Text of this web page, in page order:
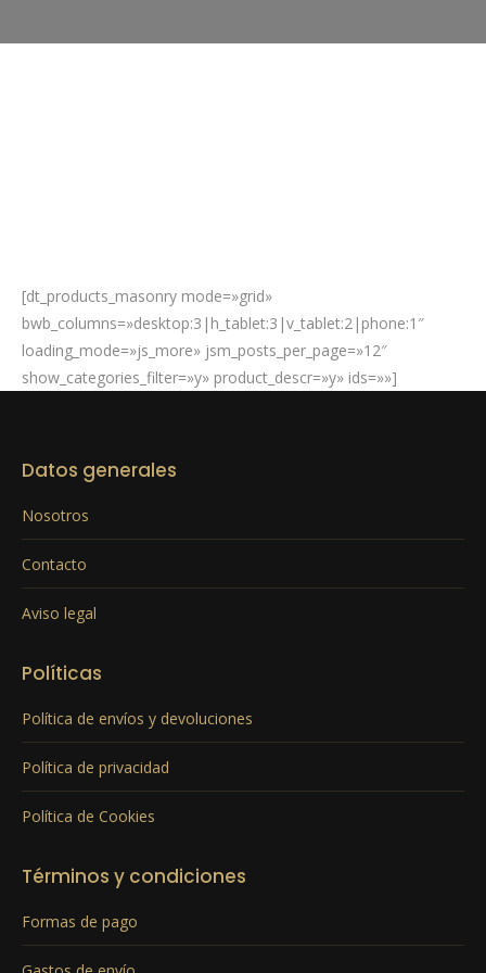
[dt_products_masonry mode=»grid»
bwb_columns=»desktop:3|h_tablet:3|v_tablet:2|phone:1″
loading_mode=»js_more» jsm_posts_per_page=»12″
show_categories_filter=»y» product_descr=»y» ids=»»]
Datos generales
Nosotros
Contacto
Aviso legal
Políticas
Política de envíos y devoluciones
Política de privacidad
Política de Cookies
Términos y condiciones
Formas de pago